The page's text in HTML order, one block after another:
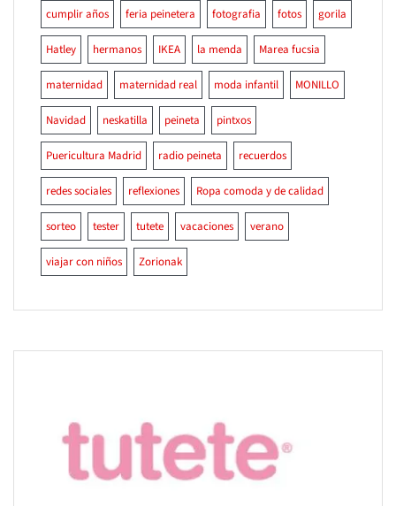
cumplir años feria peinetera fotografia fotos gorila
Hatley hermanos IKEA la menda Marea fucsia
maternidad maternidad real moda infantil MONILLO
Navidad neskatilla peineta pintxos
Puericultura Madrid radio peineta recuerdos
redes sociales reflexiones Ropa comoda y de calidad
sorteo tester tutete vacaciones verano
viajar con niños Zorionak